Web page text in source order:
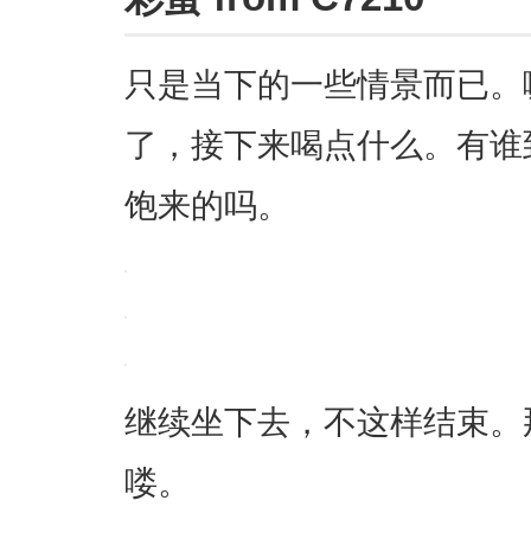
只是当下的一些情景而已
了，接下来喝点什么。有
饱来的吗。
继续坐下去，不这样结束
喽。